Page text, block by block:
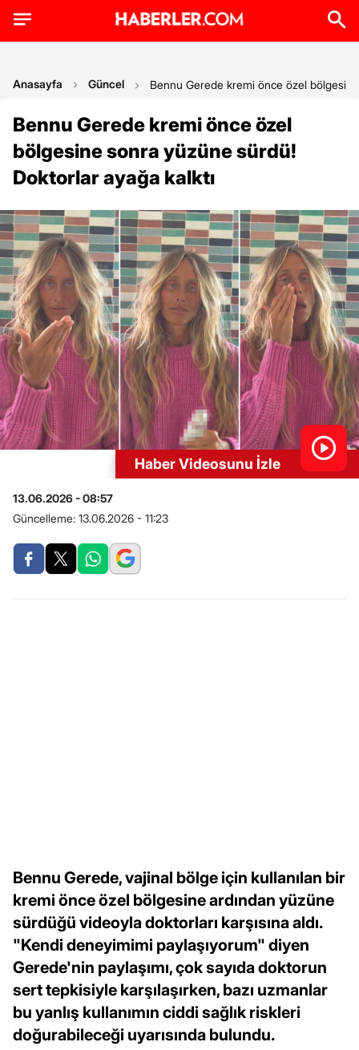
Anasayfa Güncel Bennu Gerede kremi önce özel
Bennu Gerede kremi önce özel
bölgesine sonra yüzüne sürdü!
Doktorlar ayağa kalktı
Haber Videosunu İzle
13.06.2026 - 08:57
Güncelleme: 13.06.2026 - 11:23
Bennu Gerede, vajinal bölge için kullanılan bir
kremi önce özel bölgesine ardından yüzüne
sürdüğü videoyla doktorları karşısına aldı.
"Kendi deneyimimi paylaşıyorum" diyen
Gerede'nin paylaşımı, çok sayıda doktorun
sert tepkisiyle karşılaşırken, bazı uzmanlar
bu yanlış kullanımın ciddi sağlık riskleri
doğurabileceği uyarısında bulundu.